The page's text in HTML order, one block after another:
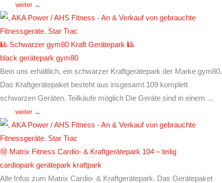
weiter →
🎱 Schwarzer gym80 Kraft Gerätepark 🎱
black gerätepark gym80
Bein uns erhältlich, ein schwarzer Kraftgerätepark der Marke gym80.
Das Kraftgerätepaket besteht aus insgesamt 109 komplett
schwarzen Geräten. Teilkäufe möglich Die Geräte sind in einem ...
weiter →
Ⓜ️ Matrix Fitness Cardio- & Kraftgerätepark 104 – teilig
cardiopark gerätepark kraftpark
Alle Infos zum Matrix Cardio- & Kraftgerätepark. Das Gerätepaket